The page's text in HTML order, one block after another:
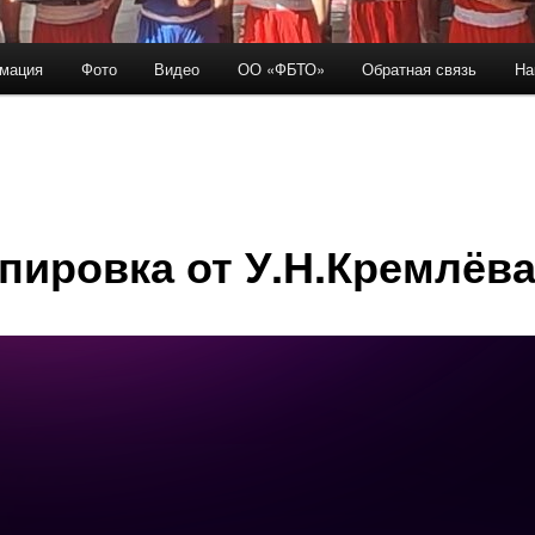
Фото Видео ОО «ФБТО» Обратная связь
от У.Н.Кремлёва